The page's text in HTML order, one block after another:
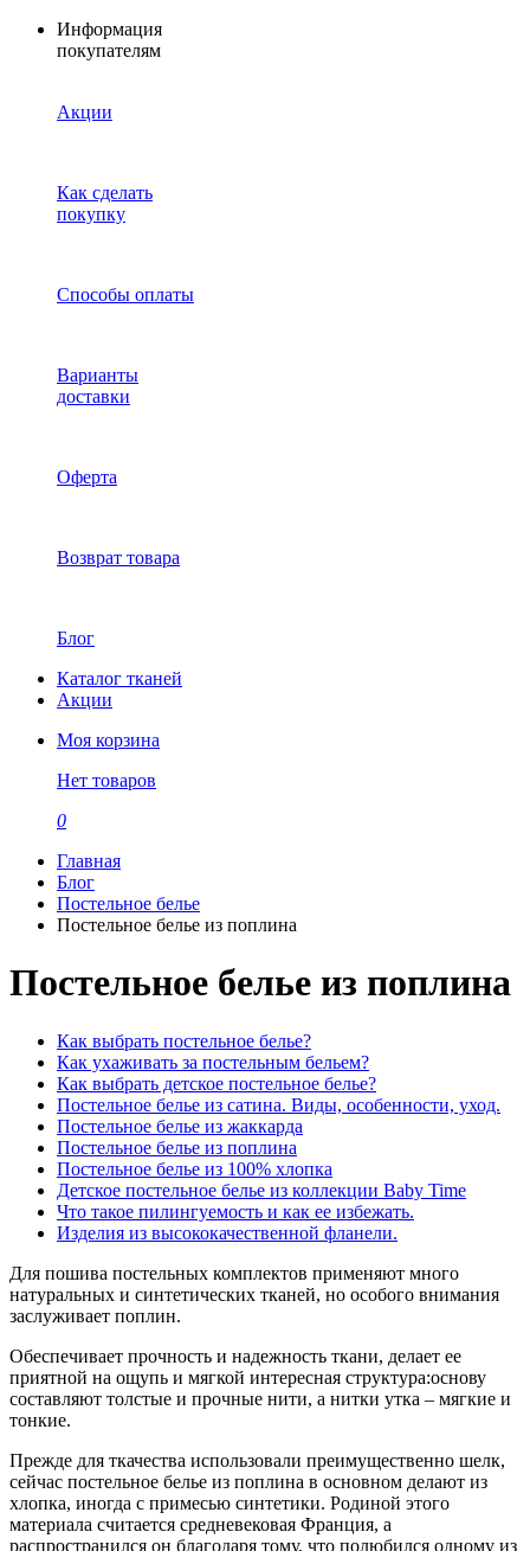
Информация
покупателям
Акции
Как сделать
покупку
Способы оплаты
Варианты
доставки
Оферта
Возврат товара
Блог
Каталог тканей
Акции
Моя корзина
Нет товаров
0
Главная
Блог
Постельное белье
Постельное белье из поплина
Постельное белье из поплина
Как выбрать постельное белье?
Как ухаживать за постельным бельем?
Как выбрать детское постельное белье?
Постельное белье из сатина. Виды, особенности, уход.
Постельное белье из жаккарда
Постельное белье из поплина
Постельное белье из 100% хлопка
Детское постельное белье из коллекции Baby Time
Что такое пилингуемость и как ее избежать.
Изделия из высококачественной фланели.
Для пошива постельных комплектов применяют много
натуральных и синтетических тканей, но особого внимания
заслуживает поплин.
Обеспечивает прочность и надежность ткани, делает ее
приятной на ощупь и мягкой интересная структура:основу
составляют толстые и прочные нити, а нитки утка – мягкие и
тонкие.
Прежде для ткачества использовали преимущественно шелк,
сейчас постельное белье из поплина в основном делают из
хлопка, иногда с примесью синтетики. Родиной этого
материала считается средневековая Франция, а
распространился он благодаря тому, что полюбился одному из